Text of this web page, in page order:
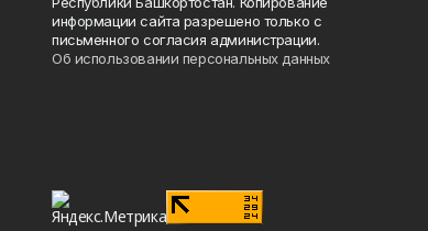
информации сайта разрешено только с
письменного согласия администрации.
Об использовании персональных данных